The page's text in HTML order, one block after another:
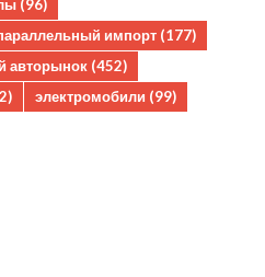
(96)
импорт (177)
авторынок (452)
электромобили (99)